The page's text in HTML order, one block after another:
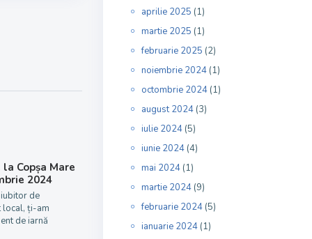
Copșa Mare
2024
de
local, ți-am
de iarnă
aprilie 2025 (1)
martie 2025 (1)
februarie 2025 (2)
noiembrie 2024 (1)
octombrie 2024 (1)
august 2024 (3)
iulie 2024 (5)
iunie 2024 (4)
mai 2024 (1)
martie 2024 (9)
februarie 2024 (5)
ianuarie 2024 (1)